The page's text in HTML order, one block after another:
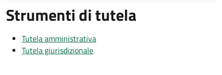
Strumenti di tutela
Tutela amministrativa
Tutela giurisdizionale